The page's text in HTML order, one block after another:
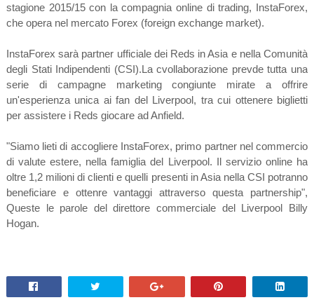
stagione 2015/15 con la compagnia online di trading, InstaForex,
che opera nel mercato Forex (foreign exchange market).
InstaForex sarà partner ufficiale dei Reds in Asia e nella Comunità
degli Stati Indipendenti (CSI).La cvollaborazione prevde tutta una
serie di campagne marketing congiunte mirate a offrire
un'esperienza unica ai fan del Liverpool, tra cui ottenere biglietti
per assistere i Reds giocare ad Anfield.
"Siamo lieti di accogliere InstaForex, primo partner nel commercio
di valute estere, nella famiglia del Liverpool. Il servizio online ha
oltre 1,2 milioni di clienti e quelli presenti in Asia nella CSI potranno
beneficiare e ottenre vantaggi attraverso questa partnership",
Queste le parole del direttore commerciale del Liverpool Billy
Hogan.